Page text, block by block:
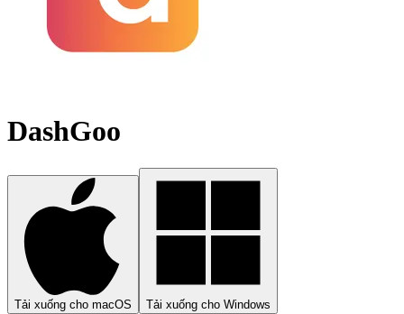
DashGoo
Tải xuống cho macOS Tải xuống cho Windows